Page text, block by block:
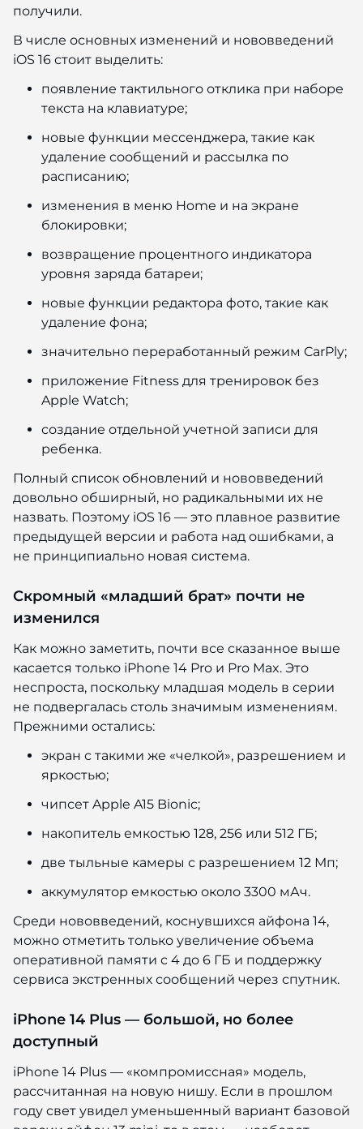
получили.
В числе основных изменений и нововведений
iOS 16 стоит выделить:
появление тактильного отклика при наборе
текста на клавиатуре;
новые функции мессенджера, такие как
удаление сообщений и рассылка по
расписанию;
изменения в меню Home и на экране
блокировки;
возвращение процентного индикатора
уровня заряда батареи;
новые функции редактора фото, такие как
удаление фона;
значительно переработанный режим CarPly;
приложение Fitness для тренировок без
Apple Watch;
создание отдельной учетной записи для
ребенка.
Полный список обновлений и нововведений
довольно обширный, но радикальными их не
назвать. Поэтому iOS 16 — это плавное развитие
предыдущей версии и работа над ошибками, а
не принципиально новая система.
Скромный «младший брат» почти не
изменился
Как можно заметить, почти все сказанное выше
касается только iPhone 14 Pro и Pro Max. Это
неспроста, поскольку младшая модель в серии
не подвергалась столь значимым изменениям.
Прежними остались:
экран с такими же «челкой», разрешением и
яркостью;
чипсет Apple A15 Bionic;
накопитель емкостью 128, 256 или 512 ГБ;
две тыльные камеры с разрешением 12 Мп;
аккумулятор емкостью около 3300 мАч.
Среди нововведений, коснувшихся айфона 14,
можно отметить только увеличение объема
оперативной памяти с 4 до 6 ГБ и поддержку
сервиса экстренных сообщений через спутник.
iPhone 14 Plus — большой, но более
доступный
iPhone 14 Plus — «компромиссная» модель,
рассчитанная на новую нишу. Если в прошлом
году свет увидел уменьшенный вариант базовой